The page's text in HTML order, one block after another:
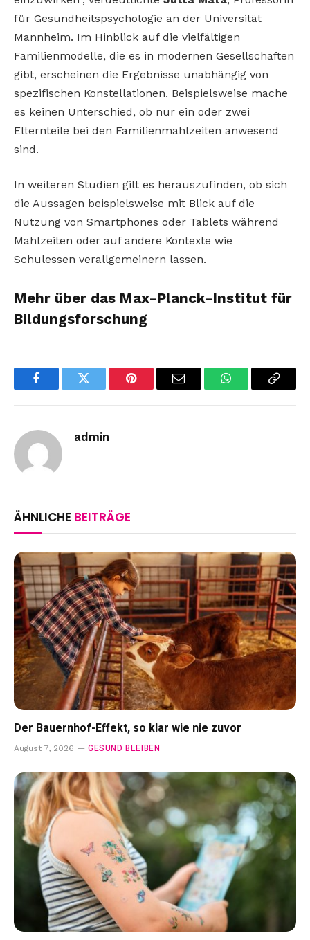
für Gesundheitspsychologie an der Universität
Mannheim. Im Hinblick auf die vielfältigen
Familienmodelle, die es in modernen Gesellschaften
gibt, erscheinen die Ergebnisse unabhängig von
spezifischen Konstellationen. Beispielsweise mache
es keinen Unterschied, ob nur ein oder zwei
Elternteile bei den Familienmahlzeiten anwesend
sind.
In weiteren Studien gilt es herauszufinden, ob sich
die Aussagen beispielsweise mit Blick auf die
Nutzung von Smartphones oder Tablets während
Mahlzeiten oder auf andere Kontexte wie
Schulessen verallgemeinern lassen.
Mehr über das Max-Planck-Institut für
Bildungsforschung
FacebookTwitter Pinterest Email WhatsAppCopy
admin
ÄHNLICHE BEITRÄGE
Der Bauernhof-Effekt, so klar wie nie zuvor
August 7, 2026 GESUND BLEIBEN